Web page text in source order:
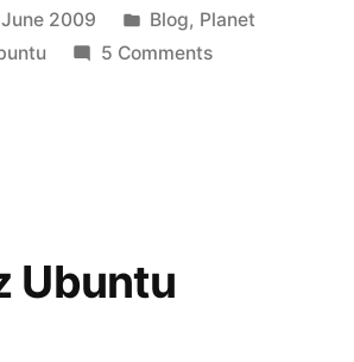
2009
Posted
in
Blog, Planet
5 Commentson
Ubuntu